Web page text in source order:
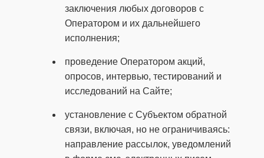
заключения любых договоров с
Оператором и их дальнейшего
исполнения;
проведение Оператором акций,
опросов, интервью, тестирований и
исследований на Сайте;
установление с Субъектом обратной
связи, включая, но не ограничиваясь:
направление рассылок, уведомлений